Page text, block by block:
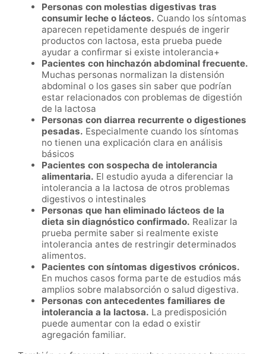
Personas con molestias digestivas tras
consumir leche o lácteos. Cuando los síntomas
aparecen repetidamente después de ingerir
productos con lactosa, esta prueba puede
ayudar a confirmar si existe intolerancia+
Pacientes con hinchazón abdominal frecuente.
Muchas personas normalizan la distensión
abdominal o los gases sin saber que podrían
estar relacionados con problemas de digestión
de la lactosa
Personas con diarrea recurrente o digestiones
pesadas. Especialmente cuando los síntomas
no tienen una explicación clara en análisis
básicos
Pacientes con sospecha de intolerancia
alimentaria. El estudio ayuda a diferenciar la
intolerancia a la lactosa de otros problemas
digestivos o intestinales
Personas que han eliminado lácteos de la
dieta sin diagnóstico confirmado. Realizar la
prueba permite saber si realmente existe
intolerancia antes de restringir determinados
alimentos.
Pacientes con síntomas digestivos crónicos.
En muchos casos forma parte de estudios más
amplios sobre malabsorción o salud digestiva.
Personas con antecedentes familiares de
intolerancia a la lactosa. La predisposición
puede aumentar con la edad o existir
agregación familiar.